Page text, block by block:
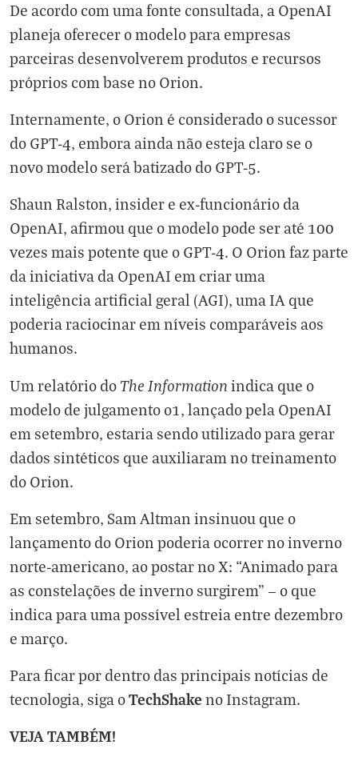
De acordo com uma fonte consultada, a OpenAI
planeja oferecer o modelo para empresas
parceiras desenvolverem produtos e recursos
próprios com base no Orion.
Internamente, o Orion é considerado o sucessor
do GPT-4, embora ainda não esteja claro se o
novo modelo será batizado do GPT-5.
Shaun Ralston, insider e ex-funcionário da
OpenAI, afirmou que o modelo pode ser até 100
vezes mais potente que o GPT-4. O Orion faz parte
da iniciativa da OpenAI em criar uma
inteligência artificial geral (AGI), uma IA que
poderia raciocinar em níveis comparáveis aos
humanos.
Um relatório do The Information indica que o
modelo de julgamento o1, lançado pela OpenAI
em setembro, estaria sendo utilizado para gerar
dados sintéticos que auxiliaram no treinamento
do Orion.
Em setembro, Sam Altman insinuou que o
lançamento do Orion poderia ocorrer no inverno
norte-americano, ao postar no X: “Animado para
as constelações de inverno surgirem” — o que
indica para uma possível estreia entre dezembro
e março.
Para ficar por dentro das principais notícias de
tecnologia, siga oTechShake no Instagram.
VEJA TAMBÉM!